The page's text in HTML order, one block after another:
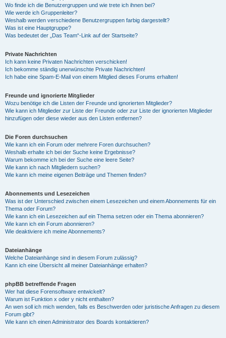
Wo finde ich die Benutzergruppen und wie trete ich ihnen bei?
Wie werde ich Gruppenleiter?
Weshalb werden verschiedene Benutzergruppen farbig dargestellt?
Was ist eine Hauptgruppe?
Was bedeutet der „Das Team“-Link auf der Startseite?
Private Nachrichten
Ich kann keine Privaten Nachrichten verschicken!
Ich bekomme ständig unerwünschte Private Nachrichten!
Ich habe eine Spam-E-Mail von einem Mitglied dieses Forums erhalten!
Freunde und ignorierte Mitglieder
Wozu benötige ich die Listen der Freunde und ignorierten Mitglieder?
Wie kann ich Mitglieder zur Liste der Freunde oder zur Liste der ignorierten Mitglieder
hinzufügen oder diese wieder aus den Listen entfernen?
Die Foren durchsuchen
Wie kann ich ein Forum oder mehrere Foren durchsuchen?
Weshalb erhalte ich bei der Suche keine Ergebnisse?
Warum bekomme ich bei der Suche eine leere Seite?
Wie kann ich nach Mitgliedern suchen?
Wie kann ich meine eigenen Beiträge und Themen finden?
Abonnements und Lesezeichen
Was ist der Unterschied zwischen einem Lesezeichen und einem Abonnements für ein
Thema oder Forum?
Wie kann ich ein Lesezeichen auf ein Thema setzen oder ein Thema abonnieren?
Wie kann ich ein Forum abonnieren?
Wie deaktiviere ich meine Abonnements?
Dateianhänge
Welche Dateianhänge sind in diesem Forum zulässig?
Kann ich eine Übersicht all meiner Dateianhänge erhalten?
phpBB betreffende Fragen
Wer hat diese Forensoftware entwickelt?
Warum ist Funktion x oder y nicht enthalten?
An wen soll ich mich wenden, falls es Beschwerden oder juristische Anfragen zu diesem
Forum gibt?
Wie kann ich einen Administrator des Boards kontaktieren?